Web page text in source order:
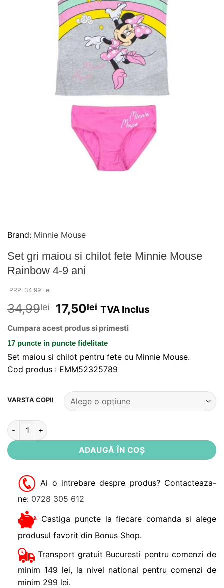
Brand: Minnie Mouse
Set gri maiou si chilot fete Minnie Mouse
Rainbow 4-9 ani
PRP: 34.99 Lei
34,99lei 17,50lei TVA Inclus
Cumpara acest produs si primesti
17 puncte in puncte fidelitate
Set maiou si chilot pentru fete cu Minnie Mouse.
Cod produs : EMM52325789
VARSTA COPII
Cantitate Set gri maiou si chilot fete Minnie Mouse Rainbow
ADAUGĂ ÎN COȘ
Ai o intrebare despre produs? Contacteaza-
ne: 0728 305 612
Castiga puncte la fiecare comanda si alege
produsul favorit din Bonus Shop.
Transport gratuit Bucuresti pentru comenzi de
minim 149 lei, la nivel national pentru comenzi de
minim 299 lei.